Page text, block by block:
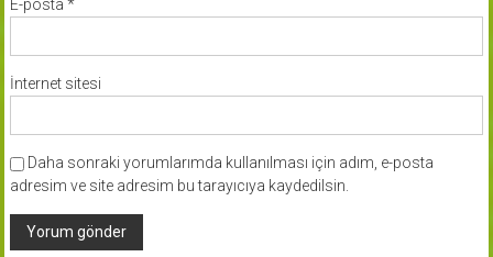
E-posta *
İnternet sitesi
Daha sonraki yorumlarımda kullanılması için adım, e-posta
adresim ve site adresim bu tarayıcıya kaydedilsin.